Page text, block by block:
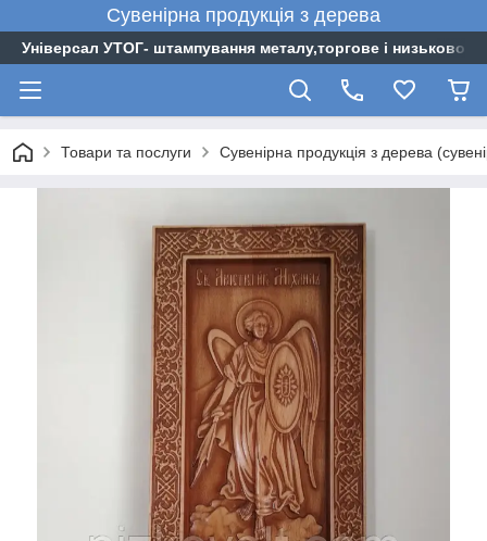
Сувенірна продукція з дерева
Універсал УТОГ- штампування металу,торгове і
Товари та послуги Сувенірна продукція з дерева